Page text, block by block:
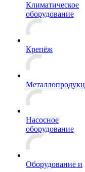
Климатическое
оборудование
Крепёж
Насосное
оборудование
Оборудование и